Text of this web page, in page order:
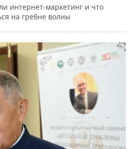
интернет-маркетинг и что
на гребне волны